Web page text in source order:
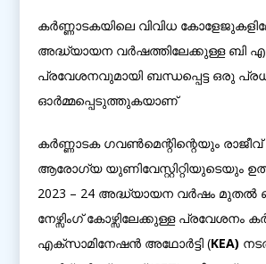
കർണ്ണാടകയിലെ വിവിധ
അദ്ധ്യായന വർഷത്തിലേക്കുള്ള ബി
പ്രവേശനവുമായി ബന്ധപ്പെട്ട ഒരു
ഓർമ്മപ്പെടുത്തുകയാണ്
കർണ്ണാടക ഗവൺമെന്റിന്റെയും രാജീവ്
ആരോഗ്യ യുണിവേസ്റ്റിറ്റിയുടെയും
2023 – 24 അദ്ധ്യായന വർഷം
നേഴ്സിംഗ് കോഴ്സിലേക്കുള്ള പ്രവേശനം
എക്സാമിനേഷൻ അഥോർട്ടി (KEA)